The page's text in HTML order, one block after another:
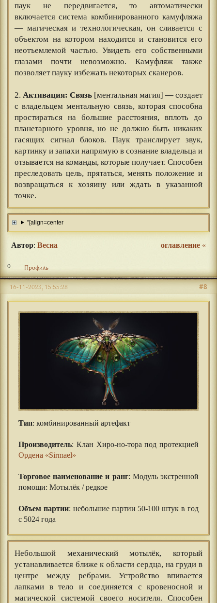
паук не передвигается, то автоматически
включается система комбинированного камуфляжа
— магическая и технологическая, он сливается с
объектом на котором находится и становится его
неотъемлемой частью. Увидеть его собственными
глазами почти невозможно. Камуфляж также
позволяет пауку избежать некоторых сканеров.
2. Активация: Связь [ментальная магия] — создает
с владельцем ментальную связь, которая способна
простираться на большие расстояния, вплоть до
планетарного уровня, но не должно быть никаких
гасящих сигнал блоков. Паук транслирует звук,
картинку и запахи напрямую в сознание владельца и
отзывается на команды, которые получает. Способен
преследовать цель, прятаться, менять положение и
возвращаться к хозяину или ждать в указанной
точке.
"[align=center
Автор: Весна оглавление «
0 Профиль
#8
16-11-2023, 15:55:28
Тип: комбинированный артефакт
Производитель: Клан Хиро-но-тора под протекцией
Ордена «Sirmael»
Торговое наименование и ранг: Модуль экстренной
помощи: Мотылёк / редкое
Объем партии: небольшие партии 50-100 штук в год
с 5024 года
Небольшой механический мотылёк, который
устанавливается ближе к области сердца, на груди в
центре между ребрами. Устройство впивается
лапками в тело и соединяется с кровеносной и
магической системой своего носителя. Способен